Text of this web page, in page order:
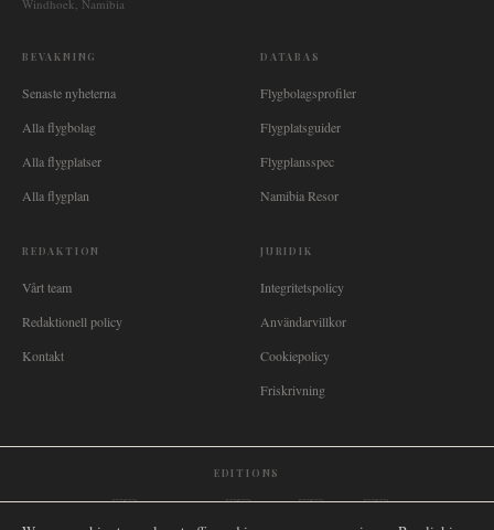
Windhoek, Namibia
BEVAKNING
Senaste nyheterna
Alla flygbolag
Alla flygplatser
Alla flygplan
DATABAS
Flygbolagsprofiler
Flygplatsguider
Flygplansspec
Namibia Resor
REDAKTION
Vårt team
Redaktionell policy
Kontakt
JURIDIK
Integritetspolicy
Användarvillkor
Cookiepolicy
Friskrivning
EDITIONS
🌐 International🇬🇧 United Kingdom🇦🇺 Australia🇨🇦 Canada🇳🇿 New Zealand